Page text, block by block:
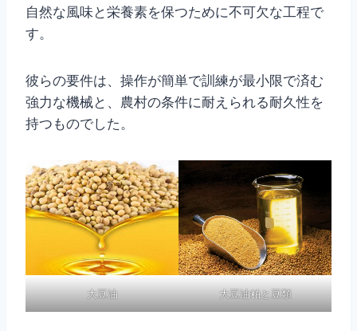
自然な風味と栄養素を保つために不可欠な工程で
す。
彼らの要件は、操作が簡単で訓練が最小限で済む
強力な機械と、農村の条件に耐えられる耐久性を
持つものでした。
大豆油 大豆油粕と豆類